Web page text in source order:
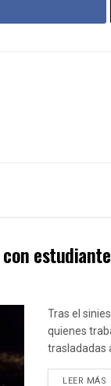
Tras el
quienes
trasladadas
LEER MÁS